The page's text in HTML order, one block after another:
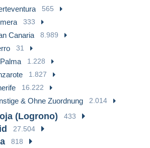
565
333
Canaria 8.989
31
1.228
1.827
16.222
& Ohne Zuordnung 2.014
(Logrono) 433
27.504
818